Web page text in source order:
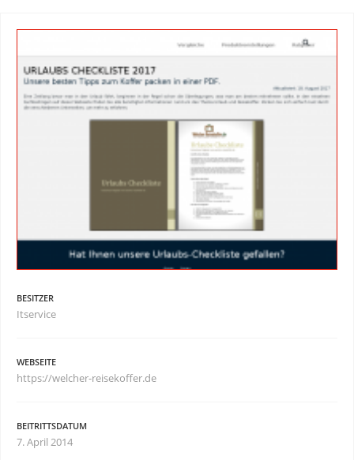
BESITZER
Itservice
WEBSEITE
https://welcher-reisekoffer.de
BEITRITTSDATUM
7. April 2014